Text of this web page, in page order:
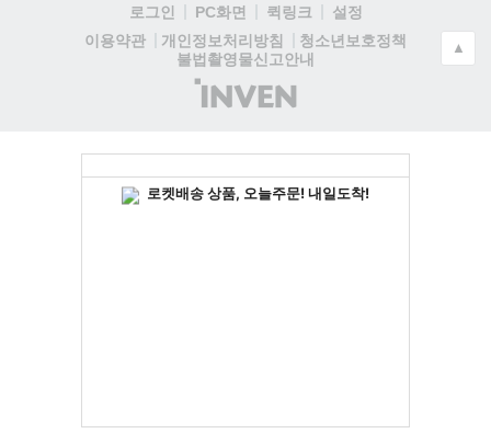
로그인 PC화면 퀵링크
설정
이용약관
개인정보처리방침
청소년보호정책
불법촬영물신고안내
(주)
인
▲